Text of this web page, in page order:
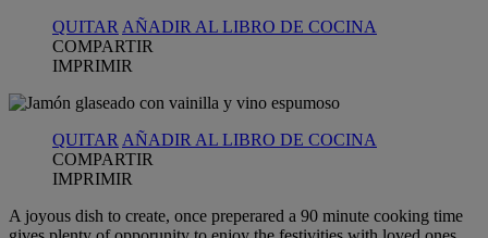
QUITAR AÑADIR AL LIBRO DE COCINA
COMPARTIR
IMPRIMIR
QUITAR AÑADIR AL LIBRO DE COCINA
COMPARTIR
IMPRIMIR
A joyous dish to create, once preperared a 90 minute cooking time